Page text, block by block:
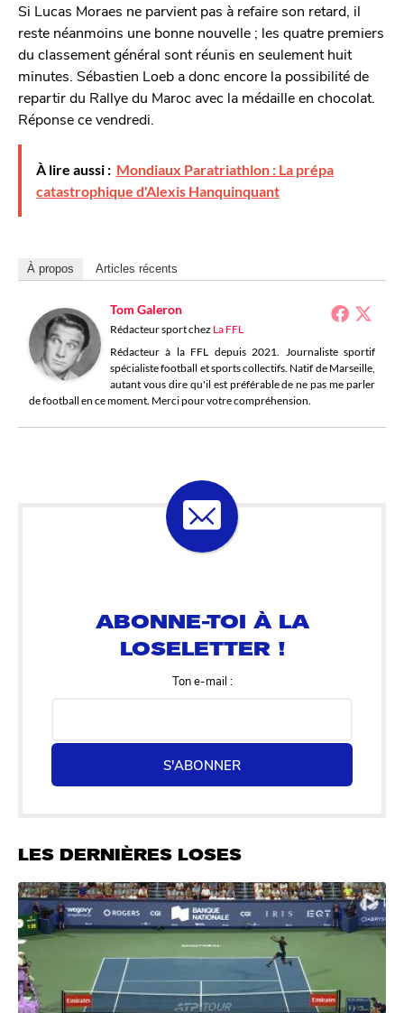
Si Lucas Moraes ne parvient pas à refaire son retard, il
reste néanmoins une bonne nouvelle ; les quatre premiers
du classement général sont réunis en seulement huit
minutes. Sébastien Loeb a donc encore la possibilité de
repartir du Rallye du Maroc avec la médaille en chocolat.
Réponse ce vendredi.
À lire aussi : Mondiaux Paratriathlon : La prépa
catastrophique d'Alexis Hanquinquant
À propos Articles récents
Tom Galeron
Rédacteur sportchez La FFL
Rédacteur à la FFL depuis 2021. Journaliste sportif
spécialiste football et sports collectifs. Natif de Marseille,
autant vous dire qu'il est préférable de ne pas me parler
de football en ce moment. Merci pour votre compréhension.
Ton e-mail :
S'ABONNER
LES DERNIÈRES LOSES